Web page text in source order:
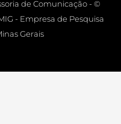
de Comunicação - ©
- Empresa de Pesquisa
Gerais